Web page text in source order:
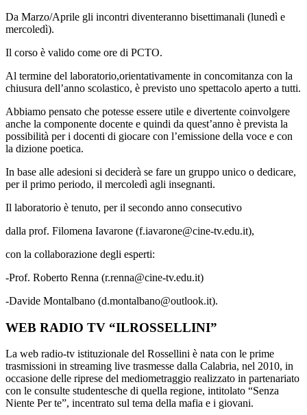
Da Marzo/Aprile gli incontri diventeranno bisettimanali (lunedì e
mercoledì).
Il corso è valido come ore di PCTO.
Al termine del laboratorio,orientativamente in concomitanza con la
chiusura dell’anno scolastico, è previsto uno spettacolo aperto a tutti.
Abbiamo pensato che potesse essere utile e divertente coinvolgere
anche la componente docente e quindi da quest’anno è prevista la
possibilità per i docenti di giocare con l’emissione della voce e con
la dizione poetica.
In base alle adesioni si deciderà se fare un gruppo unico o dedicare,
per il primo periodo, il mercoledì agli insegnanti.
Il laboratorio è tenuto, per il secondo anno consecutivo
dalla prof. Filomena Iavarone (f.iavarone@cine-tv.edu.it),
con la collaborazione degli esperti:
-Prof. Roberto Renna (r.renna@cine-tv.edu.it)
-Davide Montalbano (d.montalbano@outlook.it).
WEB RADIO TV “ILROSSELLINI”
La web radio-tv istituzionale del Rossellini è nata con le prime
trasmissioni in streaming live trasmesse dalla Calabria, nel 2010, in
occasione delle riprese del mediometraggio realizzato in partenariato
con le consulte studentesche di quella regione, intitolato “Senza
Niente Per te”, incentrato sul tema della mafia e i giovani.